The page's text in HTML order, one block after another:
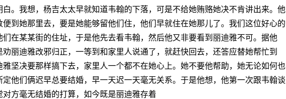
白。我想，杨吉太太早就知道韦翰的下落，可是不给她贿赂她决不肯讲出来。他
到她那里去，要是她能够留他们住，他们早就住在她那儿了。我们这位好心的
们在某某街的住址，于是他先去看韦翰，然后他又非要看到丽迪雅不可。据他
丽迪雅改邪归正，一等到和家里人说通了，就赶快回去，还答应替她帮忙到
雅坚决要那样搞下去，家里人一个都不在她心上。她不要他帮助，她无论如何也
定他们俩迟早总要结婚，早一天迟一天毫无关系。于是他想，他第一次跟韦翰谈
方毫无结婚的打算，如今既是丽迪雅存着